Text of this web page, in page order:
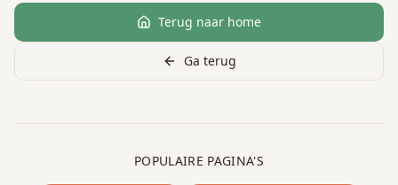
Terug naar home
Ga terug
POPULAIRE PAGINA'S